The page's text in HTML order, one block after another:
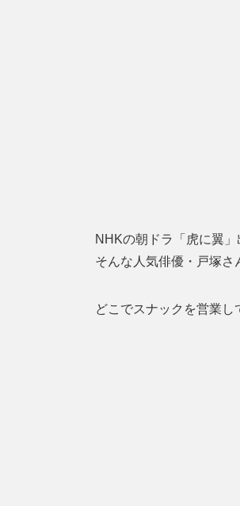
NHKの朝ドラ「虎に翼
そんな人気俳優・戸塚
どこでスナックを営業